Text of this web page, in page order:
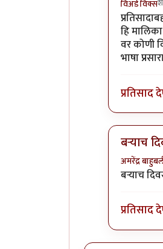
विअर्ड विक्स
In reply
हि
वर कोणी
भाषा
प्रतिसाद
बऱ्याच
अमरेंद्र
In reply
बऱ्याच
प्रतिसाद